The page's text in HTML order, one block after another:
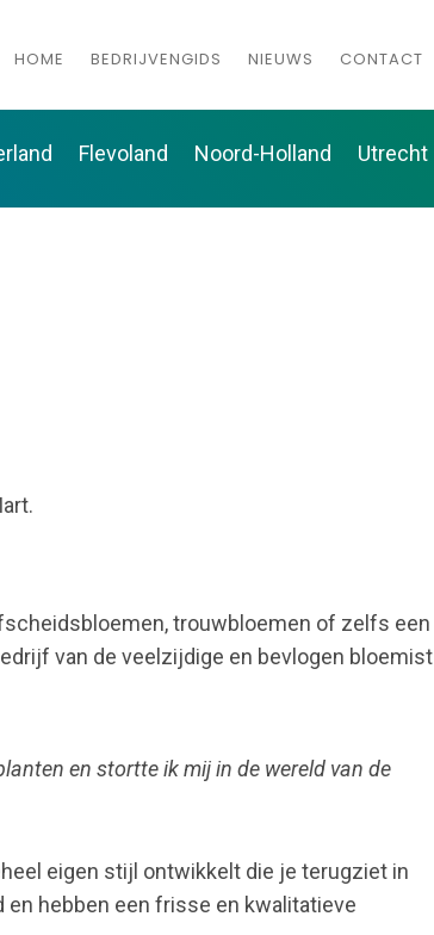
HOME BEDRIJVENGIDS NIEUWS CONTACT
Flevoland Noord-Holland Utrecht
trouwbloemen of zelfs een
van de veelzijdige en bevlogen bloemist
en stortte ik mij in de wereld van de
eigen stijl ontwikkelt die je terugziet in
hebben een frisse en kwalitatieve